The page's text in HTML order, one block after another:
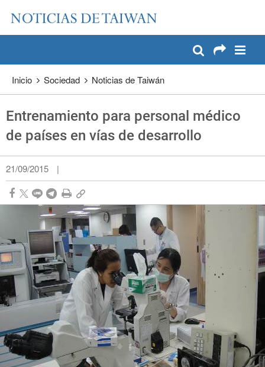
Pase a contenido principal
Inicio Sociedad Noticias de Taiwán
Entrenamiento para personal médico
de países en vías de desarrollo
21/09/2015 |